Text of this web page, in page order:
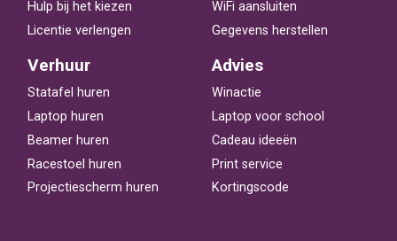
Hulp bij het kiezen
Licentie verlengen
WiFi aansluiten
Gegevens herstellen
Verhuur
Statafel huren
Laptop huren
Beamer huren
Racestoel huren
Projectiescherm huren
Advies
Winactie
Laptop voor school
Cadeau ideeën
Print service
Kortingscode